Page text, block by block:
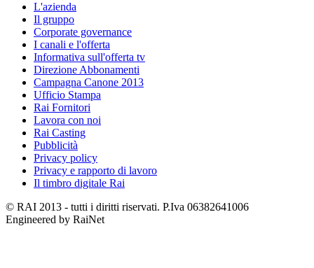
L'azienda
Il gruppo
Corporate governance
I canali e l'offerta
Informativa sull'offerta tv
Direzione Abbonamenti
Campagna Canone 2013
Ufficio Stampa
Rai Fornitori
Lavora con noi
Rai Casting
Pubblicità
Privacy policy
Privacy e rapporto di lavoro
Il timbro digitale Rai
© RAI 2013 - tutti i diritti riservati. P.Iva 06382641006
Engineered by RaiNet